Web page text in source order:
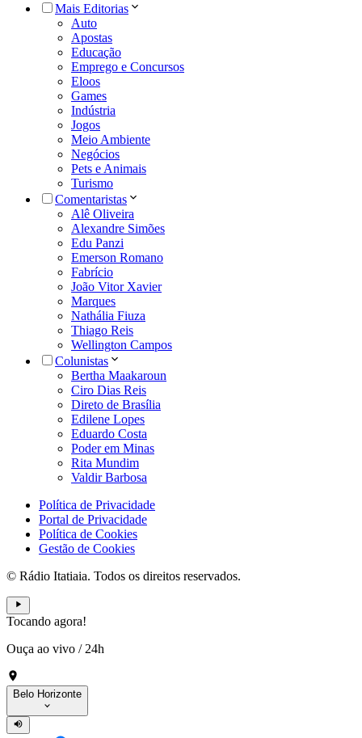
Mais Editorias
Auto
Apostas
Educação
Emprego e Concursos
Eloos
Games
Indústria
Jogos
Meio Ambiente
Negócios
Pets e Animais
Turismo
Comentaristas
Alê Oliveira
Alexandre Simões
Edu Panzi
Emerson Romano
Fabrício
João Vitor Xavier
Marques
Nathália Fiuza
Thiago Reis
Wellington Campos
Colunistas
Bertha Maakaroun
Ciro Dias Reis
Direto de Brasília
Edilene Lopes
Eduardo Costa
Poder em Minas
Rita Mundim
Valdir Barbosa
Política de Privacidade
Portal de Privacidade
Política de Cookies
Gestão de Cookies
© Rádio Itatiaia. Todos os direitos reservados.
Tocando agora!
Ouça ao vivo / 24h
Belo Horizonte